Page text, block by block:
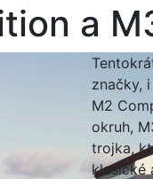
a
značky,
M2
okruh,
trojka,
klasické